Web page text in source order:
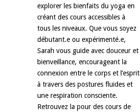
explorer les bienfaits du yoga en
créant des cours accessibles à
tous les niveaux. Que vous soyez
débutant.e ou expérimenté.e,
Sarah vous guide avec douceur et
bienveillance, encourageant la
connexion entre le corps et l’esprit
à travers des postures fluides et
une respiration consciente.
Retrouvez la pour des cours de